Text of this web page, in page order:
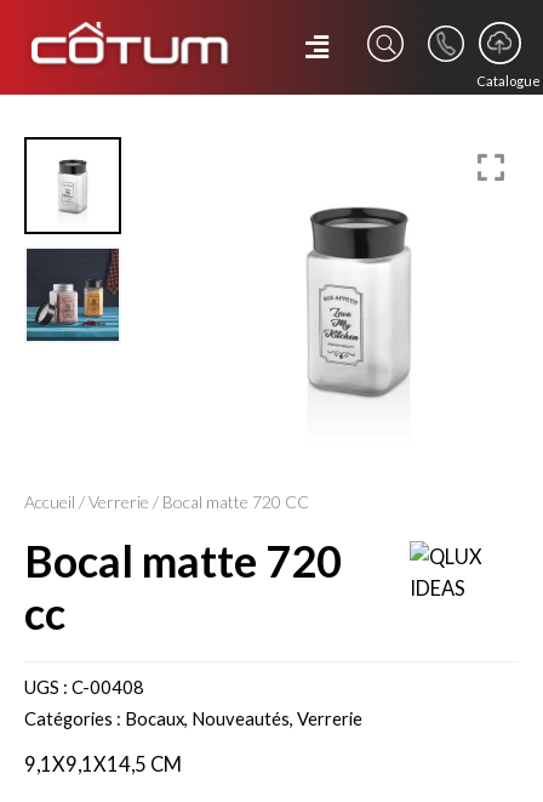
Catalogue
Accueil /Verrerie / Bocal matte 720 CC
bocal matte 720
cc
UGS : C-00408
Catégories : Bocaux, Nouveautés, Verrerie
9,1X9,1X14,5 CM